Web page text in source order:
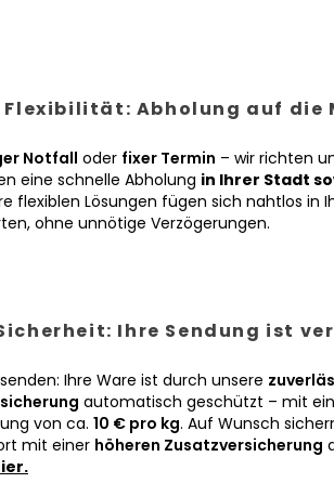
Flexibilität: Abholung auf die
Notfall oder fixer Termin – wir richten
eine schnelle Abholung in Ihrer Stadt
flexiblen Lösungen fügen sich nahtlos in
ohne unnötige Verzögerungen.
Ihre Sendung ist
Ihre Ware ist durch unsere
automatisch geschützt – mit
von ca. 10 € pro kg. Auf Wunsch
mit einer höheren Zusatzversicherung